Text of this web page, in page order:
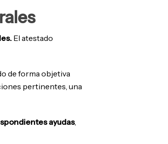
El atestado
de forma objetiva
pertinentes, una
ayudas,